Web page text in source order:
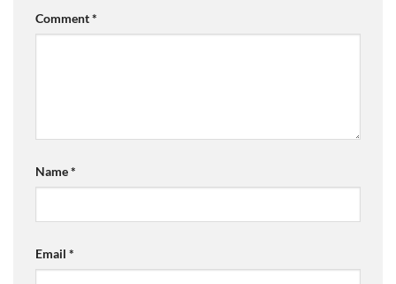
Comment*
Name*
Email *